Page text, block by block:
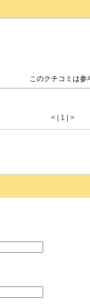
このクチコミは参
<| 1 | >